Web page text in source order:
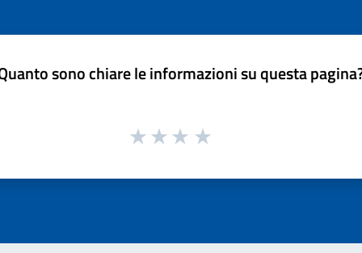
sono chiare le informazioni su questa